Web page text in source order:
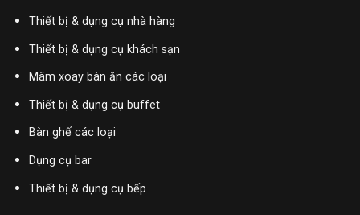
Thiết bị & dụng cụ nhà hàng
Thiết bị & dụng cụ khách sạn
Mâm xoay bàn ăn các loại
Thiết bị & dụng cụ buffet
Bàn ghế các loại
Dụng cụ bar
Thiết bị & dụng cụ bếp